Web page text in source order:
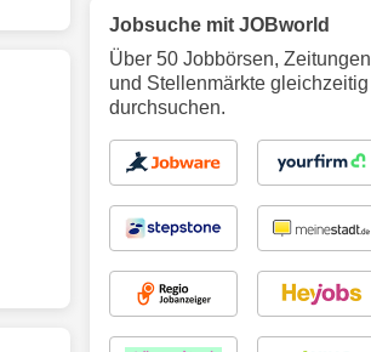
Jobsuche mit JOBworld
Über 50 Jobbörsen, Zeitungen
und Stellenmärkte gleichzeitig
durchsuchen.